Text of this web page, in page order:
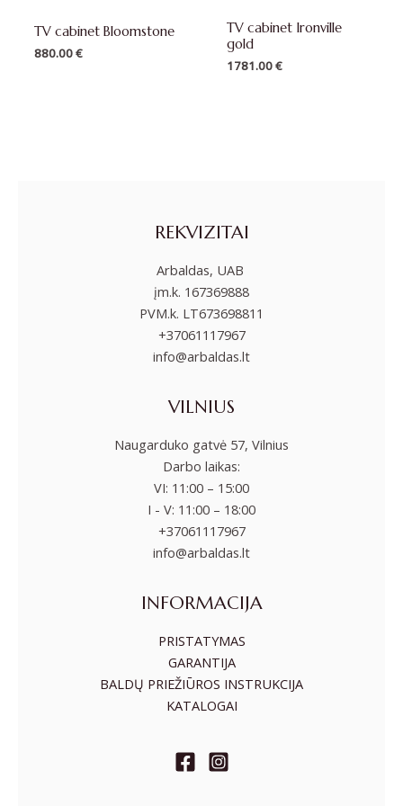
TV cabinet Bloomstone
880.00€
TV cabinet Ironville
gold
1781.00€
REKVIZITAI
Arbaldas, UAB
įm.k. 167369888
PVM.k. LT673698811
+37061117967
info@arbaldas.lt
VILNIUS
Naugarduko gatvė 57, Vilnius
Darbo laikas:
VI: 11:00 – 15:00
I - V: 11:00 – 18:00
+37061117967
info@arbaldas.lt
INFORMACIJA
PRISTATYMAS
GARANTIJA
BALDŲ PRIEŽIŪROS INSTRUKCIJA
KATALOGAI